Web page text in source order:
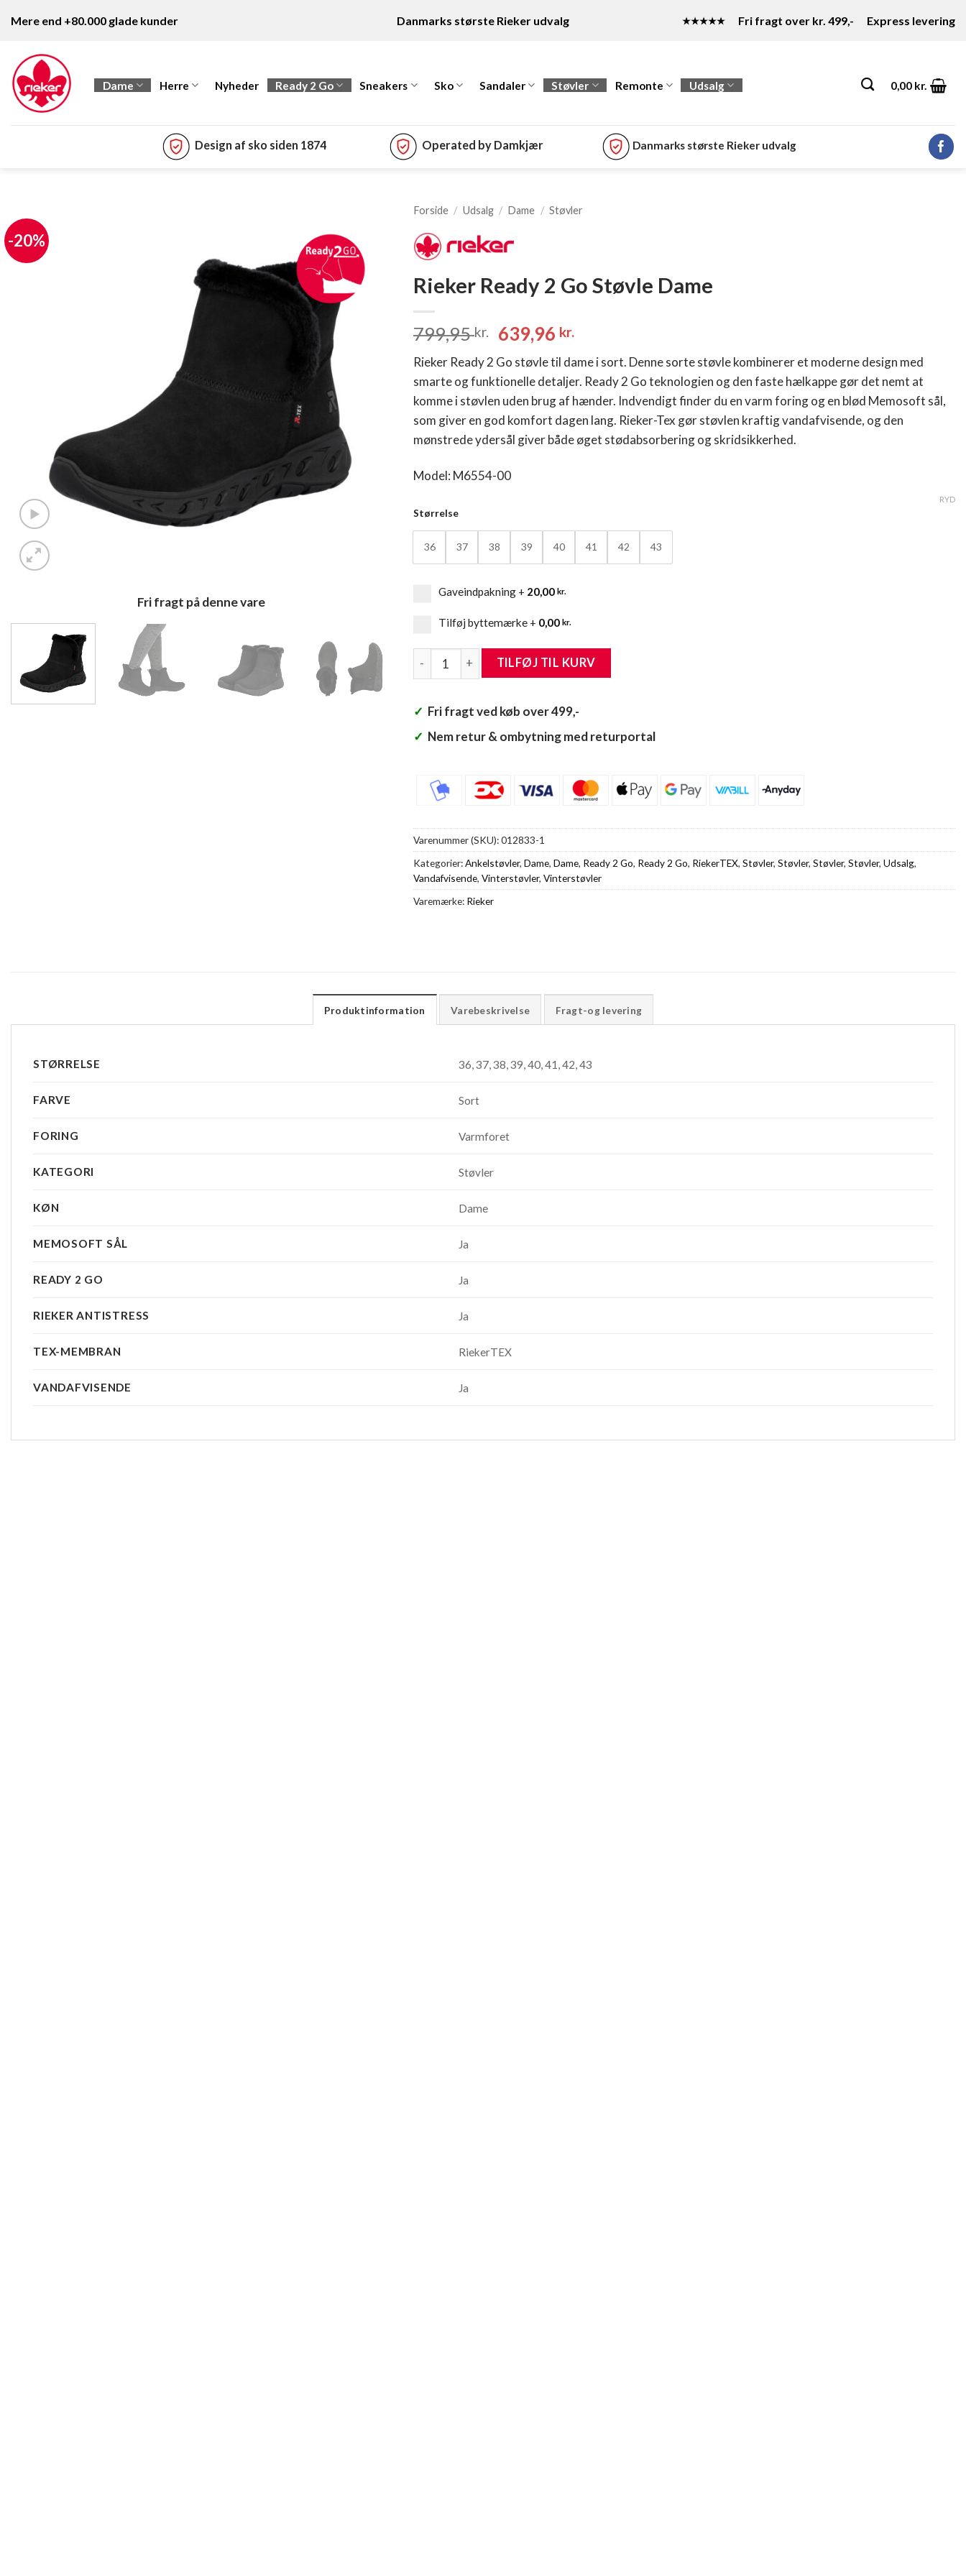
Mere end +80.000 glade kunder Danmarks største Rieker udvalg ★★★★★ Fri fragt over kr. 499,- Express levering
Dame Herre Nyheder Ready 2 Go Sneakers Sko Sandaler Støvler Remonte Udsalg 0,00 kr.
Design af sko siden 1874 Operated by Damkjær Danmarks største Rieker udvalg
-20%
Fri fragt på denne vare
Forside / Udsalg / Dame / Støvler
Rieker Ready 2 Go Støvle Dame
799,95kr.
Den
oprindelige
pris
var:
799,95 kr..
639,96 kr.Den
pris
er:
639,96 kr..
Rieker Ready 2 Go støvle til dame i sort. Denne sorte støvle kombinerer et moderne design med
smarte og funktionelle detaljer. Ready 2 Go teknologien og den faste hælkappe gør det nemt at
komme i støvlen uden brug af hænder. Indvendigt finder du en varm foring og en blød Memosoft sål,
som giver en god komfort dagen lang. Rieker-Tex gør støvlen kraftig vandafvisende, og den
mønstrede ydersål giver både øget stødabsorbering og skridsikkerhed.
Model: M6554-00
Størrelse
36 37 38 39 40 41 42 43
RYD
Gaveindpakning + 20,00 kr.
Tilføj byttemærke + 0,00 kr.
Rieker Ready 2 Go Støvle Dame antal
TILFØJ TIL KURV
✓ Fri fragt ved køb over 499,-
✓ Nem retur & ombytning med returportal
Varenummer (SKU):012833-1
Kategorier:Ankelstøvler, Dame, Dame, Ready 2 Go, Ready 2 Go, RiekerTEX, Støvler, Støvler, Støvler, Støvler, Udsalg,
Vandafvisende, Vinterstøvler, Vinterstøvler
Varemærke: Rieker
Produktinformation Varebeskrivelse Fragt-og levering
STØRRELSE 36, 37, 38, 39, 40, 41, 42, 43
FARVE Sort
FORING Varmforet
KATEGORI Støvler
KØN Dame
MEMOSOFT SÅL Ja
READY 2 GO Ja
RIEKER ANTISTRESS Ja
TEX-MEMBRAN RiekerTEX
VANDAFVISENDE Ja